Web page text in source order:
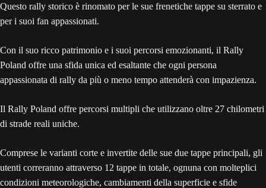
Questo rally storico è rinomato per le sue frenetiche tappe su sterrato e
per i suoi fan appassionati.
Con il suo ricco patrimonio e i suoi percorsi emozionanti, il Rally
Poland offre una sfida unica ed esaltante che ogni persona
appassionata di rally da più o meno tempo attenderà con impazienza.
Il Rally Poland offre percorsi multipli che utilizzano oltre 27 chilometri
di strade reali uniche.
Comprese le varianti corte e invertite delle sue due tappe principali, gli
utenti correranno attraverso 12 tappe in totale, ognuna con molteplici
condizioni meteorologiche, cambiamenti della superficie e sfide